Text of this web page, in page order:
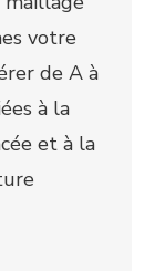
votre
de A à
à la
et à la